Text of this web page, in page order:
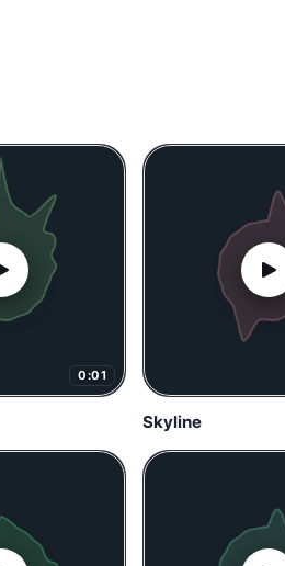
0:01
Skyline